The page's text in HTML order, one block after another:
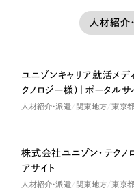
人材紹介
ユニゾンキャリア就活メデ
クノロジー様）｜ポータルサ
人材紹介・派遣 関東地方 東京都
株式会社ユニゾン・テクノ
アサイト
人材紹介・派遣 関東地方 東京都